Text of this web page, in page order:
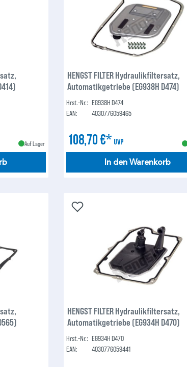
Auf Lager
HENGST FILTER Hydraulikfiltersatz,
Automatikgetriebe (EG938H D474)
Hrst.-Nr.: EG938H D474
EAN:
4030776059465
108,70 €* UVP
In den Warenkorb
HENGST FILTER Hydraulikfiltersatz,
Automatikgetriebe (EG934H D470)
Hrst.-Nr.: EG934H D470
EAN:
4030776059441